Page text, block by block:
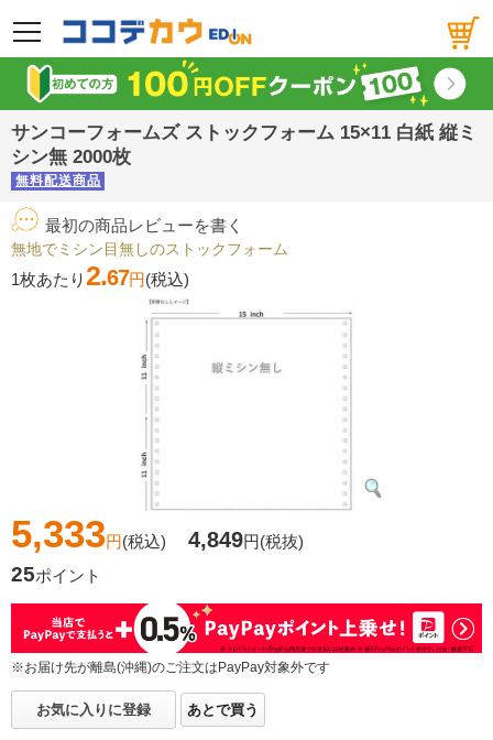
メニュー
サンコーフォームズ ストックフォーム 15×11 白紙 縦ミ
シン無 2000枚
無料配送商品
最初の商品レビューを書く
無地でミシン目無しのストックフォーム
1枚あたり2.67円(税込)
5,333円(税込) 4,849円(税抜)
25ポイント
※お届け先が離島(沖縄)のご注文はPayPay対象外です
お気に入りに登録 あとで買う